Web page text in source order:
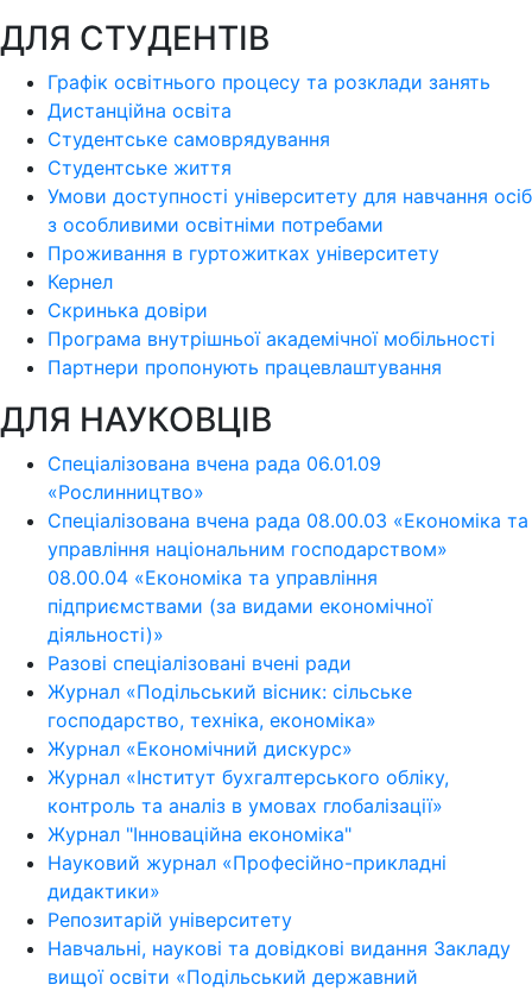
ДЛЯ СТУДЕНТІВ
Графік освітнього процесу та розклади занять
Дистанційна освіта
Студентське самоврядування
Студентське життя
Умови доступності університету для навчання осіб
з особливими освітніми потребами
Проживання в гуртожитках університету
Кернел
Скринька довіри
Програма внутрішньої академічної мобільності
Партнери пропонують працевлаштування
ДЛЯ НАУКОВЦІВ
Спеціалізована вчена рада 06.01.09
«Рослинництво»
Спеціалізована вчена рада 08.00.03 «Економіка та
управління національним господарством»
08.00.04 «Економіка та управління
підприємствами (за видами економічної
діяльності)»
Разові спеціалізовані вчені ради
Журнал «Подільський вісник: сільське
господарство, техніка, економіка»
Журнал «Економічний дискурс»
Журнал «Інститут бухгалтерського обліку,
контроль та аналіз в умовах глобалізації»
Журнал "Інноваційна економіка"
Науковий журнал «Професійно-прикладні
дидактики»
Репозитарій університету
Навчальні, наукові та довідкові видання Закладу
вищої освіти «Подільський державний